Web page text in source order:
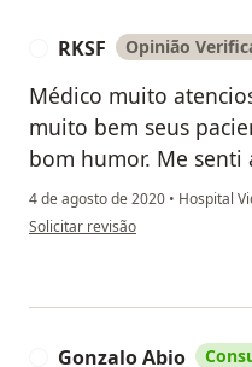
RKSF Opinião
Médico muito
muito bem seus
bom humor. Me senti
4 de agosto de 2020 • Hospital
na opinião do utilizador RKSF
Solicitar revisão
Gonzalo Abio